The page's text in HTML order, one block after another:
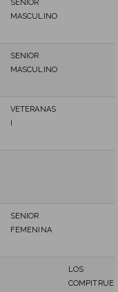
SENIOR
MASCULINO
SENIOR
MASCULINO
VETERANAS
SENIOR
FEMENINA
LOS